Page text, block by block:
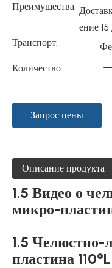
Преимущества:
ение
Транспорт:
Количество:
Запрос цены
Описание продукта
1.5 Видео о
микро-
1.5 Челюстно-
пластина